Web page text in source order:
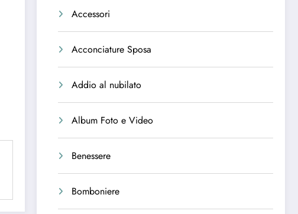
Accessori
Acconciature Sposa
Addio al nubilato
Album Foto e Video
Benessere
Bomboniere